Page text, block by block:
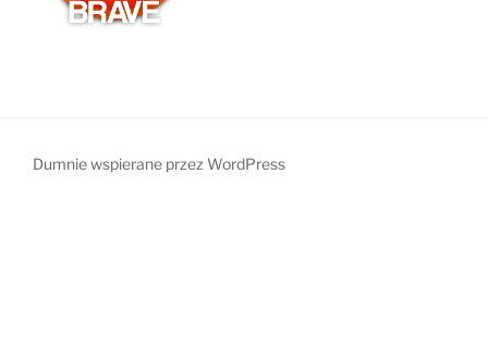
Dumnie wspierane przez WordPress